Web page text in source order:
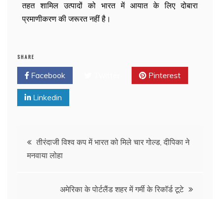
तहत शामिल उत्पादों को भारत में आयात के लिए दोबारा
प्रमाणीकरण की जरूरत नहीं है।
SHARE
Facebook Pinterest
Linkedin
तीरंदाजी विश्व कप में भारत को मिले चार गोल्ड, दीपिका ने
मनवाया लोहा
अमेरिका के पोर्टलैंड शहर में गर्मी के रिकॉर्ड टूटे